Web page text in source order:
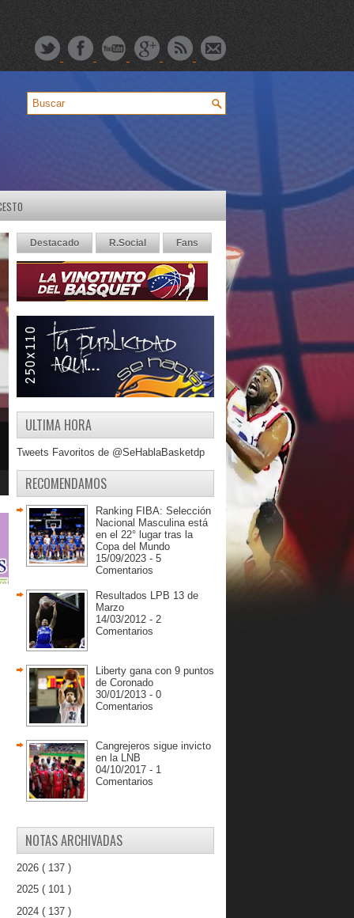
Destacado R.Social Fans
ULTIMA HORA
Tweets Favoritos de @SeHablaBasketdp
RECOMENDAMOS
Ranking FIBA: Selección
Nacional Masculina está
en el 22° lugar tras la
Copa del Mundo
15/09/2023 - 5
Comentarios
Resultados LPB 13 de
Marzo
14/03/2012 - 2
Comentarios
Liberty gana con 9 puntos
de Coronado
30/01/2013 - 0
Comentarios
Cangrejeros sigue invicto
en la LNB
04/10/2017 - 1
Comentarios
NOTAS ARCHIVADAS
2026 ( 137 )
2025 ( 101 )
2024 ( 137 )